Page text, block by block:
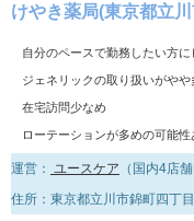
けやき薬局(東京都立
自分のペースで勤務したい方に
ジェネリックの取り扱いがやや
在宅訪問少なめ
ローテーションが多めの可能性
運営： ユースケア （国内4店
住所：東京都立川市錦町四丁